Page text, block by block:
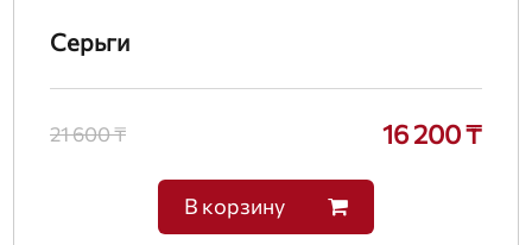
Серьги
21 600 ₸ 16 200 ₸
В корзину